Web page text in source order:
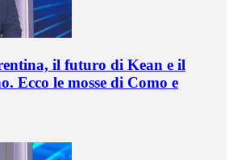
il futuro di Kean e il
Ecco le mosse di Como e